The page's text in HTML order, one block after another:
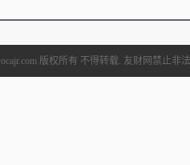
版权所有 不得转载. 友财网禁止非